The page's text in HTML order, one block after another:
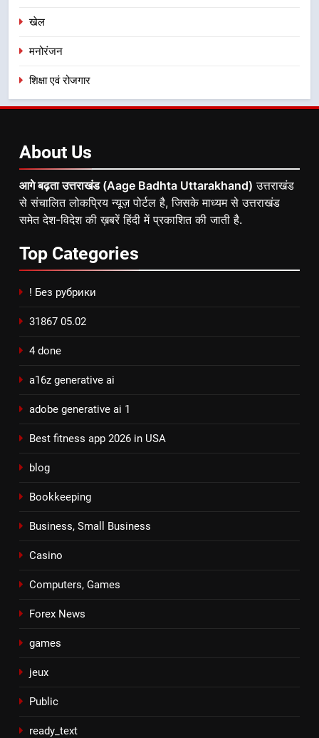
खेल
मनोरंजन
शिक्षा एवं रोजगार
About Us
आगे बढ़ता उत्तराखंड (Aage Badhta Uttarakhand) उत्तराखंड
से संचालित लोकप्रिय न्यूज़ पोर्टल है, जिसके माध्यम से उत्तराखंड
समेत देश-विदेश की ख़बरें हिंदी में प्रकाशित की जाती है.
Top Categories
! Без рубрики
31867 05.02
4 done
a16z generative ai
adobe generative ai 1
Best fitness app 2026 in USA
blog
Bookkeeping
Business, Small Business
Casino
Computers, Games
Forex News
games
jeux
Public
ready_text